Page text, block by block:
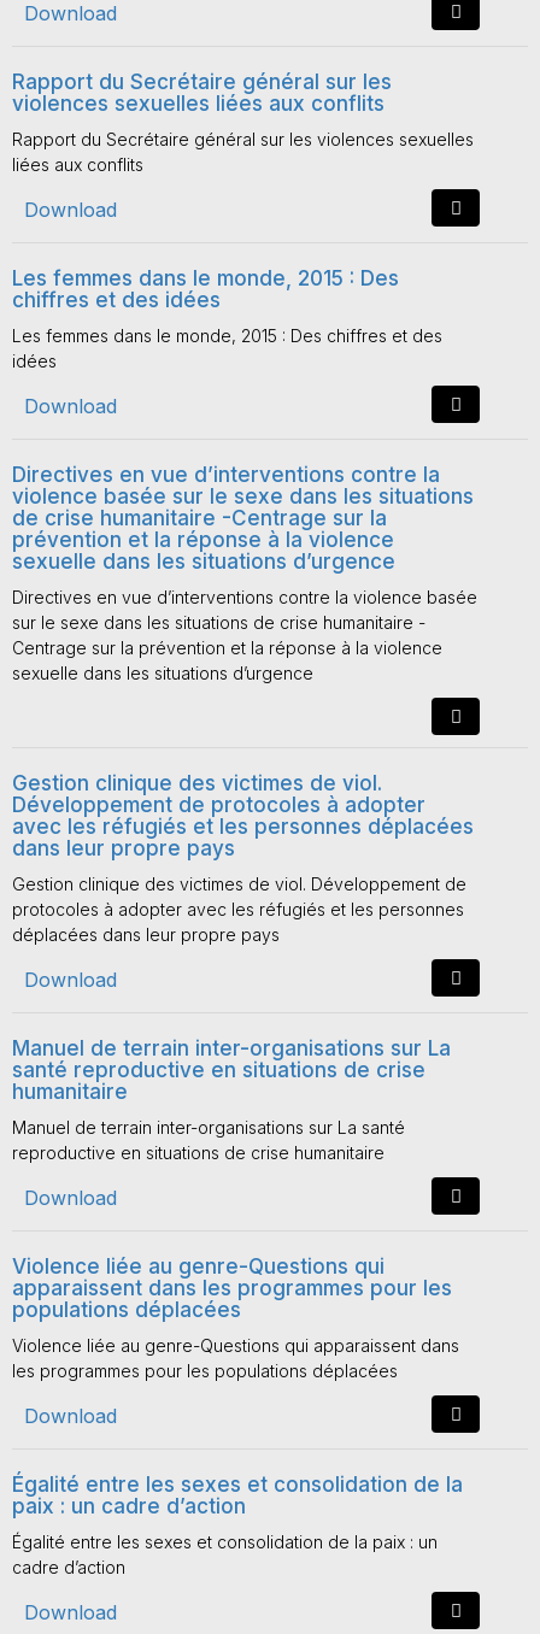
Download
Rapport du Secrétaire général sur les
violences sexuelles liées aux conflits
Rapport du Secrétaire général sur les violences sexuelles
liées aux conflits
Download
Les femmes dans le monde, 2015 : Des
chiffres et des idées
Les femmes dans le monde, 2015 : Des chiffres et des
idées
Download
Directives en vue d’interventions contre la
violence basée sur le sexe dans les situations
de crise humanitaire -Centrage sur la
prévention et la réponse à la violence
sexuelle dans les situations d’urgence
Directives en vue d’interventions contre la violence basée
sur le sexe dans les situations de crise humanitaire -
Centrage sur la prévention et la réponse à la violence
sexuelle dans les situations d’urgence
Gestion clinique des victimes de viol.
Développement de protocoles à adopter
avec les réfugiés et les personnes déplacées
dans leur propre pays
Gestion clinique des victimes de viol. Développement de
protocoles à adopter avec les réfugiés et les personnes
déplacées dans leur propre pays
Download
Manuel de terrain inter-organisations sur La
santé reproductive en situations de crise
humanitaire
Manuel de terrain inter-organisations sur La santé
reproductive en situations de crise humanitaire
Download
Violence liée au genre-Questions qui
apparaissent dans les programmes pour les
populations déplacées
Violence liée au genre-Questions qui apparaissent dans
les programmes pour les populations déplacées
Download
Égalité entre les sexes et consolidation de la
paix : un cadre d’action
Égalité entre les sexes et consolidation de la paix : un
cadre d’action
Download